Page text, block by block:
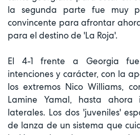
la segunda parte fue muy
convincente para afrontar
para el destino de 'La Roja'.
El 4-1 frente a Georgia
intenciones y carácter, con la
los extremos Nico Williams,
Lamine Yamal, hasta
laterales. Los dos 'juveniles'
de lanza de un sistema que